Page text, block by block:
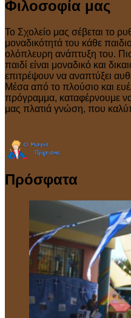
Φιλοσοφία μας
Το Σχολείο μας σέβεται το
μοναδικότητά του κάθε
ολόπλευρη ανάπτυξη του.
παιδί είναι μοναδικό και
επιτρέψουν να αναπτύξει
Μέσα από το πλούσιο και
πρόγραμμα, καταφέρνουμε
μας πλατιά γνώση, που
Πρόσφατα